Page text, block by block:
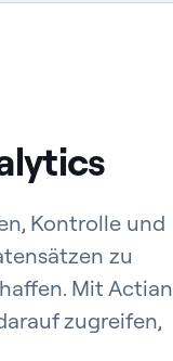
Kontrolle und
zu
Mit Actian
zugreifen,